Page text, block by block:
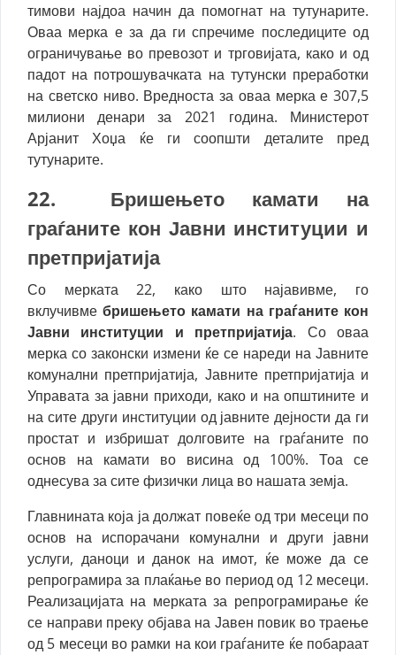
тимови најдоа начин да помогнат на тутунарите.
Оваа мерка е за да ги спречиме последиците од
ограничување во превозот и трговијата, како и од
падот на потрошувачката на тутунски преработки
на светско ниво. Вредноста за оваа мерка е 307,5
милиони денари за 2021 година. Министерот
Арјанит Хоџа ќе ги соопшти деталите пред
тутунарите.
22. Бришењето камати на
граѓаните кон Јавни институции и
претпријатија
Со мерката 22, како што најавивме, го
вклучивмебришењето камати на граѓаните кон
Јавни институции и претпријатија. Со оваа
мерка со законски измени ќе се нареди на Јавните
комунални претпријатија, Јавните претпријатија и
Управата за јавни приходи, како и на општините и
на сите други институции од јавните дејности да ги
простат и избришат долговите на граѓаните по
основ на камати во висина од 100%. Тоа се
однесува за сите физички лица во нашата земја.
Главнината која ја должат повеќе од три месеци по
основ на испорачани комунални и други јавни
услуги, даноци и данок на имот, ќе може да се
репрограмира за плаќање во период од 12 месеци.
Реализацијата на мерката за репрограмирање ќе
се направи преку објава на Јавен повик во траење
од 5 месеци во рамки на кои граѓаните ќе побараат